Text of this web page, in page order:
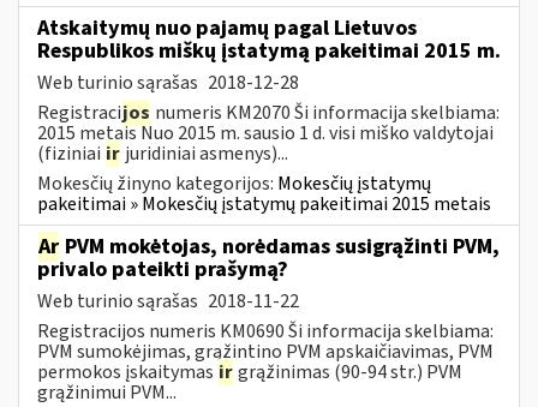
Atskaitymų nuo pajamų pagal Lietuvos
Respublikos miškų įstatymą pakeitimai 2015 m.
Web turinio sąrašas 2018-12-28
Registracijos numeris KM2070 Ši informacija skelbiama:
2015 metais Nuo 2015 m. sausio 1 d. visi miško valdytojai
(fiziniai ir juridiniai asmenys)...
Mokesčių žinyno kategorijos: Mokesčių įstatymų
pakeitimai » Mokesčių įstatymų pakeitimai 2015 metais
Ar PVM mokėtojas, norėdamas susigrąžinti PVM,
privalo pateikti prašymą?
Web turinio sąrašas 2018-11-22
Registracijos numeris KM0690 Ši informacija skelbiama:
PVM sumokėjimas, grąžintino PVM apskaičiavimas, PVM
permokos įskaitymas irgrąžinimas (90-94 str.) PVM
grąžinimui PVM...